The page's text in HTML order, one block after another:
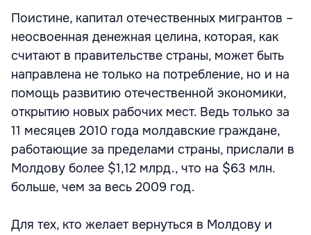
Поистине, капитал отечественных мигрантов –
неосвоенная денежная целина, которая, как
считают в правительстве страны, может быть
направлена не только на потребление, но и на
помощь развитию отечественной экономики,
открытию новых рабочих мест. Ведь только за
11 месяцев 2010 года молдавские граждане,
работающие за пределами страны, прислали в
Молдову более $1,12 млрд., что на $63 млн.
больше, чем за весь 2009 год.
Для тех, кто желает вернуться в Молдову и